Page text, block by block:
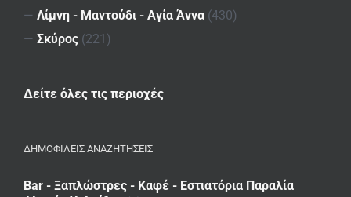
— Λίμνη - Μαντούδι - Αγία Άννα (430)
— Σκύρος (221)
Δείτε όλες τις περιοχές
ΔΗΜΟΦΙΛΕΙΣ ΑΝΑΖΗΤΗΣΕΙΣ
Bar - Ξαπλώστρες - Καφέ - Εστιατόρια Παραλία